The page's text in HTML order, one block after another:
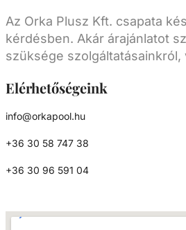
Az Orka Plusz Kft. csapata
kérdésben. Akár árajánlatot
szüksége
Elérhetőségeink
info@orkapool.hu
+36 30 58 747 38
+36 30 96 591 04